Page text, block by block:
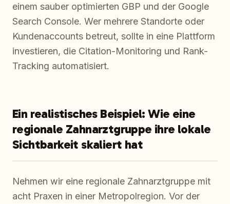
einem sauber optimierten GBP und der Google
Search Console. Wer mehrere Standorte oder
Kundenaccounts betreut, sollte in eine Plattform
investieren, die Citation-Monitoring und Rank-
Tracking automatisiert.
Ein realistisches Beispiel: Wie eine
regionale Zahnarztgruppe ihre lokale
Sichtbarkeit skaliert hat
Nehmen wir eine regionale Zahnarztgruppe mit
acht Praxen in einer Metropolregion. Vor der